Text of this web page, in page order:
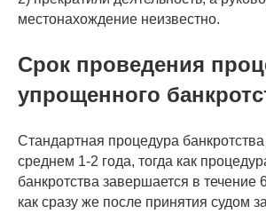
местонахождение неизвестно.
Срок проведения
упрощенного
Стандартная процедура
среднем 1-2 года, тогда как
банкротства завершается в течение
как сразу же после принятия судом